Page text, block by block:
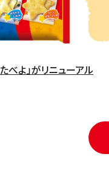
べよ」がリニューアル